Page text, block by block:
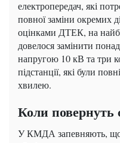
електропередач, які
повної заміни окремих
оцінками ДТЕК, на
довелося замінити
напругою 10 кВ та три
підстанції, які були
хвилею.
Коли повернуть
У КМДА запевняють, що